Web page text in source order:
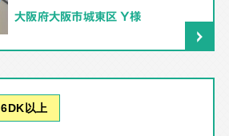
大阪府大阪市城東区 Y様
6DK以上